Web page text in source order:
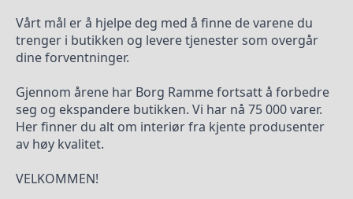
Vårt mål er å hjelpe deg med å finne de varene du
trenger i butikken og levere tjenester som overgår
dine forventninger.
Gjennom årene har Borg Ramme fortsatt å forbedre
seg og ekspandere butikken. Vi har nå 75 000 varer.
Her finner du alt om interiør fra kjente produsenter
av høy kvalitet.
VELKOMMEN!